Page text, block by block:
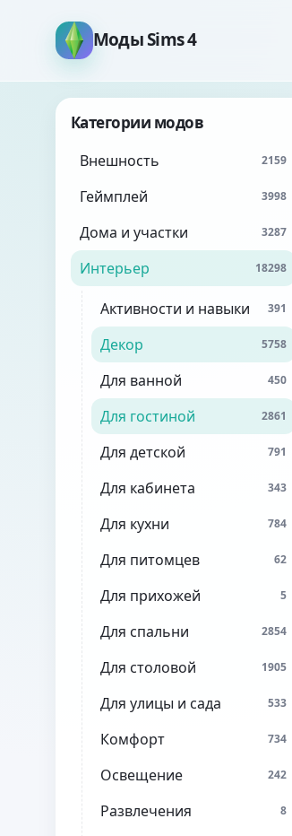
Моды Sims 4
Категории модов
Внешность 2159
Геймплей 3998
Дома и участки 3287
Интерьер 18298
Активности и навыки 391
Декор 5758
Для ванной 450
Для гостиной 2861
Для детской 791
Для кабинета 343
Для кухни 784
Для питомцев 62
Для прихожей 5
Для спальни 2854
Для столовой 1905
Для улицы и сада 533
Комфорт 734
Освещение 242
Развлечения 8